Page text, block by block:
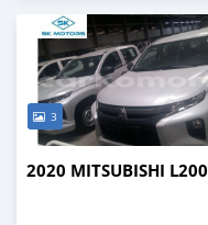
3
2020 MITSUBISHI L200